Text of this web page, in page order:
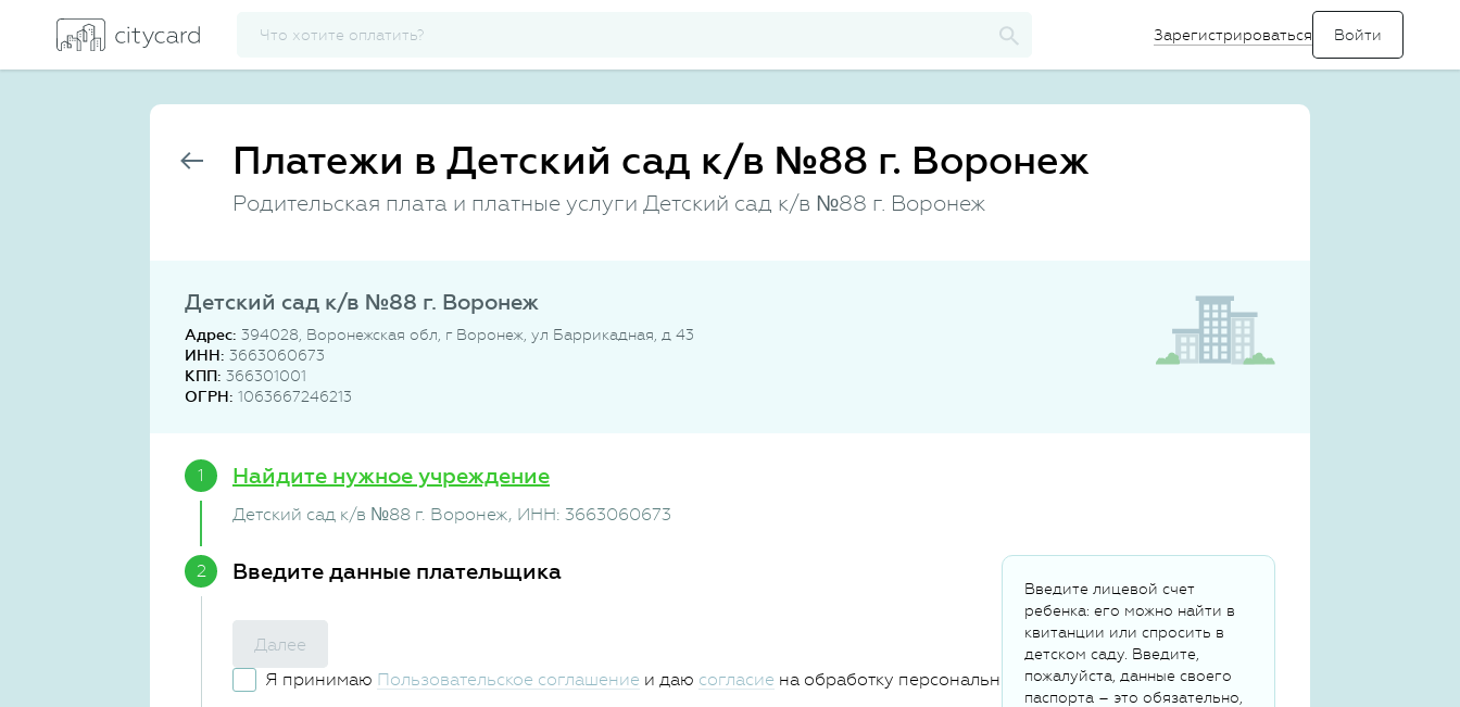
Зарегистрироваться
Платежи в Детский сад к/в №88 г. Воронеж
Родительская плата и платные услуги Детский сад к/в №88 г. Воронеж
Детский сад к/в №88 г. Воронеж
Адрес: 394028, Воронежская обл, г Воронеж, ул Баррикадная, д 43
ИНН: 3663060673
КПП: 366301001
ОГРН: 1063667246213
Найдите нужное учреждение
Детский сад к/в №88 г. Воронеж, ИНН: 3663060673
Введите данные плательщика
Введите лицевой счет
ребенка: его можно найти в
квитанции или спросить в
детском саду. Введите,
пожалуйста, данные своего
паспорта – это обязательно,
Далее
Я принимаю Пользовательское соглашение и даю согласие на обработку персональных данных